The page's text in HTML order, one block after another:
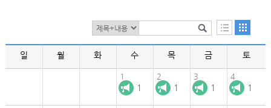
일 월 화 수 목 금 토
1
1
2
1
3
1
4
1